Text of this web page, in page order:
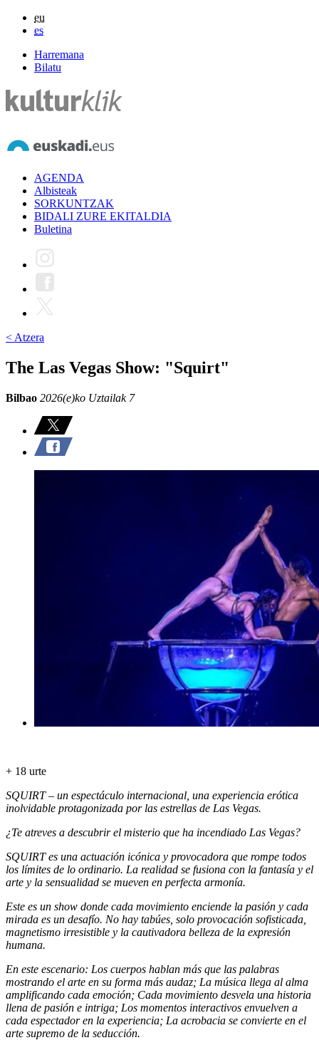
eu
es
Harremana
Bilatu
AGENDA
Albisteak
SORKUNTZAK
BIDALI ZURE EKITALDIA
Buletina
< Atzera
The Las Vegas Show: "Squirt"
Bilbao 2026(e)ko Uztailak 7
+ 18 urte
SQUIRT – un espectáculo internacional, una experiencia erótica
inolvidable protagonizada por las estrellas de Las Vegas.
¿Te atreves a descubrir el misterio que ha incendiado Las Vegas?
SQUIRT es una actuación icónica y provocadora que rompe todos
los límites de lo ordinario. La realidad se fusiona con la fantasía y el
arte y la sensualidad se mueven en perfecta armonía.
Este es un show donde cada movimiento enciende la pasión y cada
mirada es un desafío. No hay tabúes, solo provocación sofisticada,
magnetismo irresistible y la cautivadora belleza de la expresión
humana.
En este escenario: Los cuerpos hablan más que las palabras
mostrando el arte en su forma más audaz; La música llega al alma
amplificando cada emoción; Cada movimiento desvela una historia
llena de pasión e intriga; Los momentos interactivos envuelven a
cada espectador en la experiencia; La acrobacia se convierte en el
arte supremo de la seducción.